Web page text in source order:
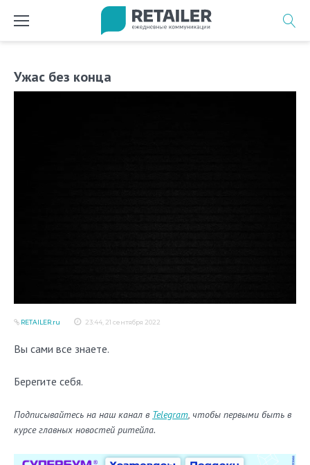
Ужас без конца
23:44, 21 сентября 2022
RETAILER.ru
Вы сами все знаете.
Берегите себя.
Подписывайтесь на наш канал в Telegram, чтобы первыми быть в
курсе главных новостей ритейла.